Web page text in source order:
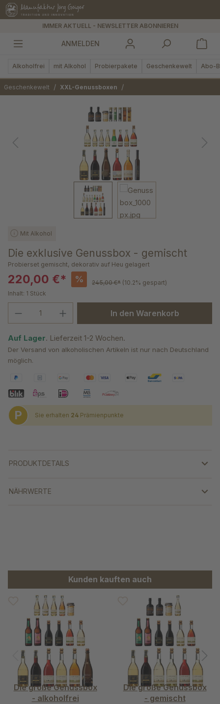
springen
IMMER AKTUELL - NEWSLETTER ABONNIEREN
ANMELDEN
Alkoholfrei mit Alkohol Probierpakete Geschenkewelt Abo-
Geschenkewelt / XXL-Genussboxen /
Bildergalerie überspringen
Mit Alkohol
Die exklusive Genussbox - gemischt
Probierset gemischt, dekorativ auf Heu gelagert
220,00 €* % 245,00 €* (10.2% gespart)
Inhalt: 1 Stück
Produkt Anzahl: Gib den gewünschten
In den Warenkorb
Auf Lager. Lieferzeit 1-2 Wochen.
Der Versand von alkoholischen Artikeln ist nur nach Deutschland
möglich.
P Sie erhalten 24 Prämienpunkte
PRODUKTDETAILS
NÄHRWERTE
Produktgalerie überspringenKunden kauften auch
Die große Genussbox
- alkoholfrei
Die große Genussbox
- gemischt